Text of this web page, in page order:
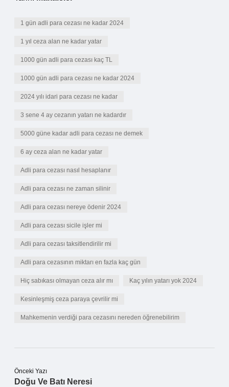
1 gün adli para cezası ne kadar 2024
1 yıl ceza alan ne kadar yatar
1000 gün adli para cezası kaç TL
1000 gün adli para cezası ne kadar 2024
2024 yılı idari para cezası ne kadar
3 sene 4 ay cezanın yatarı ne kadardır
5000 güne kadar adli para cezası ne demek
6 ay ceza alan ne kadar yatar
Adli para cezası nasıl hesaplanır
Adli para cezası ne zaman silinir
Adli para cezası nereye ödenir 2024
Adli para cezası sicile işler mi
Adli para cezası taksitlendirilir mi
Adli para cezasının miktarı en fazla kaç gün
Hiç sabıkası olmayan ceza alır mı Kaç yılın yatarı yok 2024
Kesinleşmiş ceza paraya çevrilir mi
Mahkemenin verdiği para cezasını nereden öğrenebilirim
Önceki Yazı
Doğu Ve Batı Neresi